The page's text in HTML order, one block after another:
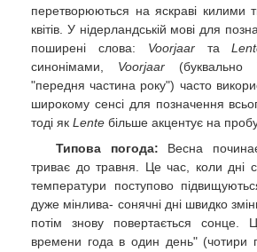
перетворюються на яскраві килими
квітів. У нідерландській мові для
поширені слова: Voorjaarта
синонімами, Voorjaar (буквально
"передня частина року") часто
широкому сенсі для позначення
тоді як Lente більше акцентує на
Типова погода: Весна
триває до травня. Це час, коли дні
температури поступово
дуже мінлива- сонячні дні швидко
потім знову повертається сонце.
времени года в один день" (чотири